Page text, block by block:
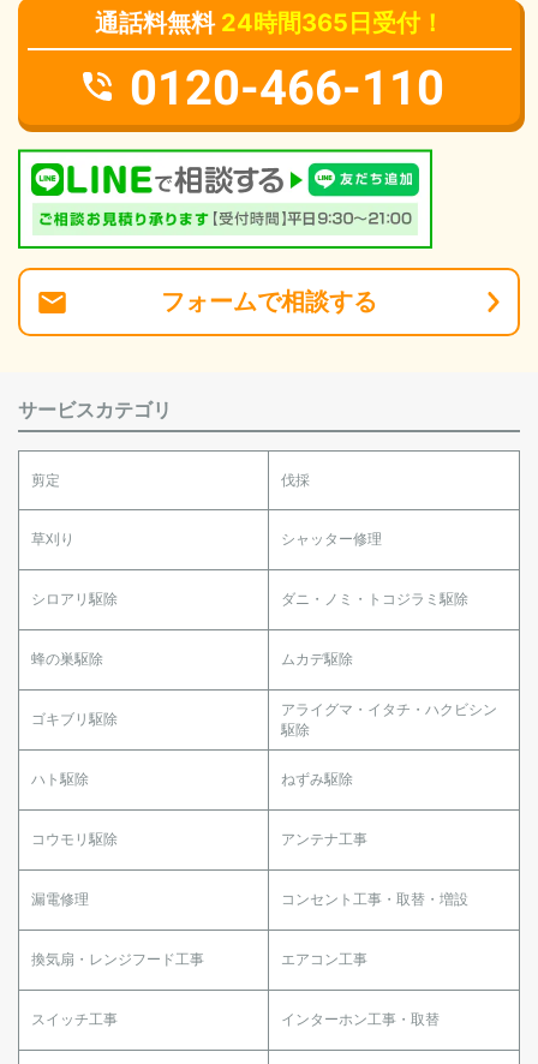
通話料無料 24時間365日受付！
0120-466-110
フォームで相談する
サービスカテゴリ
剪定 伐採
草刈り シャッター修理
シロアリ駆除 ダニ・ノミ・トコジラミ駆除
蜂の巣駆除 ムカデ駆除
ゴキブリ駆除
アライグマ・イタチ・ハクビシン
駆除
ハト駆除 ねずみ駆除
コウモリ駆除 アンテナ工事
漏電修理 コンセント工事・取替・増設
換気扇・レンジフード工事 エアコン工事
スイッチ工事 インターホン工事・取替